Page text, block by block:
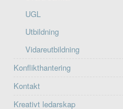
UGL
Utbildning
Vidareutbildning
Konflikthantering
Kontakt
Kreativt ledarskap